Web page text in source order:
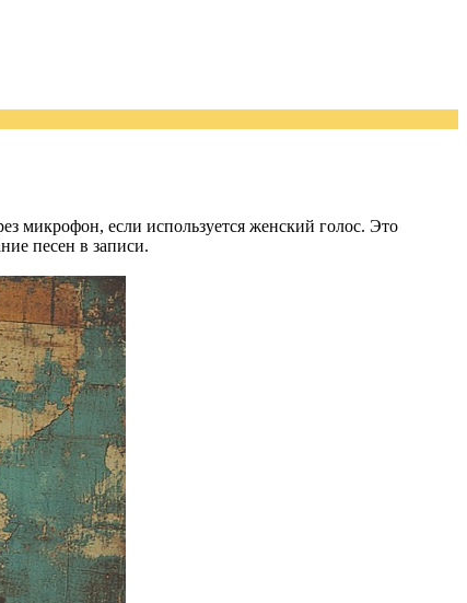
микрофон, если используется женский голос. Это
песен в записи.